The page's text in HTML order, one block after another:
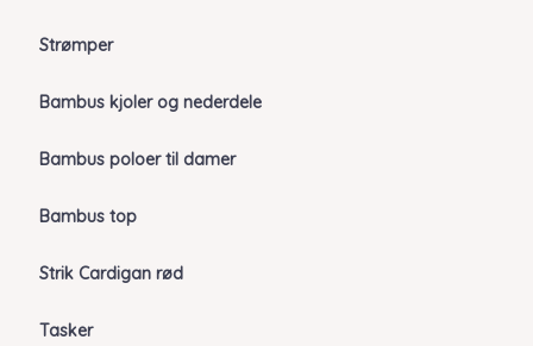
Strømper
Bambus kjoler og nederdele
Bambus poloer til damer
Bambus top
Strik Cardigan rød
Tasker